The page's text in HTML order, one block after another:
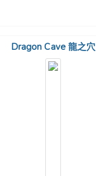
Dragon Cave 龍之穴